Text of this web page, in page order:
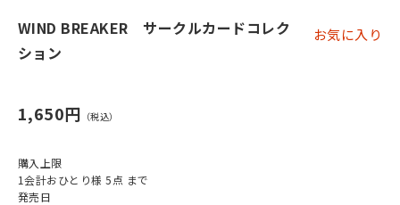
WIND BREAKER サークルカードコレク
ション
お気に入り
1,650円
購入上限
1会計おひとり様 5点 まで
発売日